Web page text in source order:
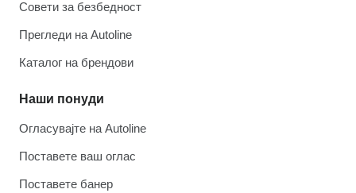
Совети за безбедност
Прегледи на Autoline
Каталог на брендови
Наши понуди
Огласувајте на Autoline
Поставете ваш оглас
Поставете банер